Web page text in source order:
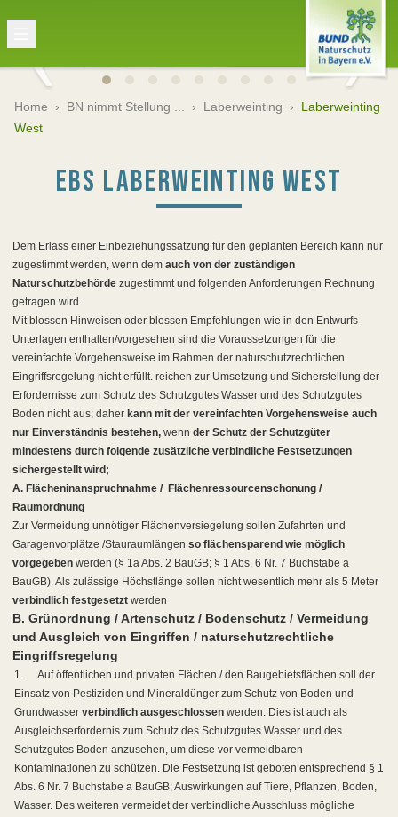
Home › BN nimmt Stellung ... › Laberweinting › Laberweinting
West
EBS LABERWEINTING WEST
Dem Erlass einer Einbeziehungssatzung für den geplanten Bereich kann nur
zugestimmt werden, wenn dem auch von der zuständigen
Naturschutzbehörde zugestimmt und folgenden Anforderungen Rechnung
getragen wird.
Mit blossen Hinweisen oder blossen Empfehlungen wie in den Entwurfs-
Unterlagen enthalten/vorgesehen sind die Voraussetzungen für die
vereinfachte Vorgehensweise im Rahmen der naturschutzrechtlichen
Eingriffsregelung nicht erfüllt. reichen zur Umsetzung und Sicherstellung der
Erfordernisse zum Schutz des Schutzgutes Wasser und des Schutzgutes
Boden nicht aus; daher kann mit der vereinfachten Vorgehensweise auch
nur Einverständnis bestehen, wenn der Schutz der Schutzgüter
mindestens durch folgende zusätzliche verbindliche Festsetzungen
sichergestellt wird;
A. Flächeninanspruchnahme / Flächenressourcenschonung /
Raumordnung
Zur Vermeidung unnötiger Flächenversiegelung sollen Zufahrten und
Garagenvorplätze /Stauraumlängen so flächensparend wie möglich
vorgegeben werden (§ 1a Abs. 2 BauGB; § 1 Abs. 6 Nr. 7 Buchstabe a
BauGB). Als zulässige Höchstlänge sollen nicht wesentlich mehr als 5 Meter
verbindlich festgesetzt werden
B. Grünordnung / Artenschutz / Bodenschutz / Vermeidung
und Ausgleich von Eingriffen / naturschutzrechtliche
Eingriffsregelung
1.
Auf öffentlichen und privaten Flächen / den Baugebietsflächen soll der
Einsatz von Pestiziden und Mineraldünger zum Schutz von Boden und
Grundwasser verbindlich ausgeschlossen werden. Dies ist auch als
Ausgleichserfordernis zum Schutz des Schutzgutes Wasser und des
Schutzgutes Boden anzusehen, um diese vor vermeidbaren
Kontaminationen zu schützen. Die Festsetzung ist geboten entsprechend § 1
Abs. 6 Nr. 7 Buchstabe a BauGB; Auswirkungen auf Tiere, Pflanzen, Boden,
Wasser. Des weiteren vermeidet der verbindliche Ausschluss mögliche